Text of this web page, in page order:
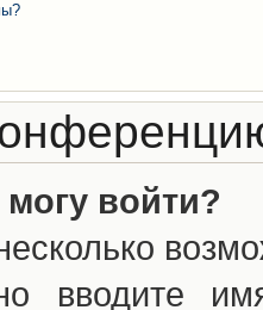
войти?
вводите